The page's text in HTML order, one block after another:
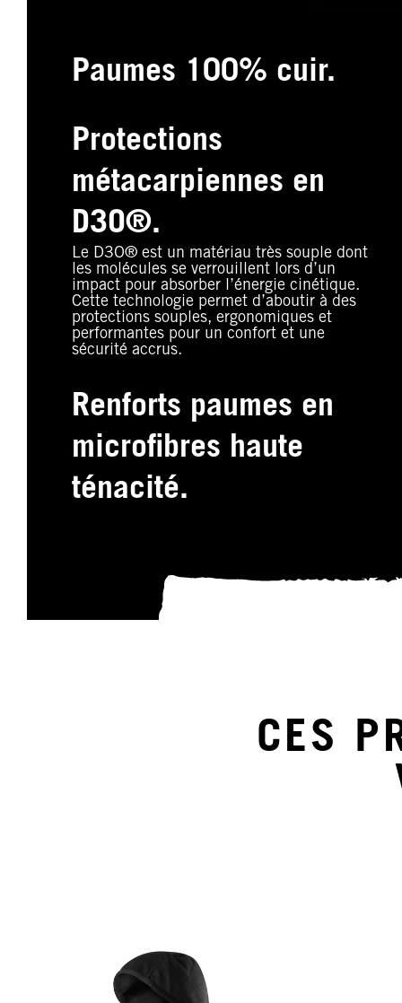
Paumes 100% cuir.
Protections
métacarpiennes en
D3O®.
Le D3O® est un matériau très souple dont
les molécules se verrouillent lors d’un
impact pour absorber l’énergie cinétique.
Cette technologie permet d’aboutir à des
protections souples, ergonomiques et
performantes pour un confort et une
sécurité accrus.
Renforts paumes en
microfibres haute
ténacité.
CES